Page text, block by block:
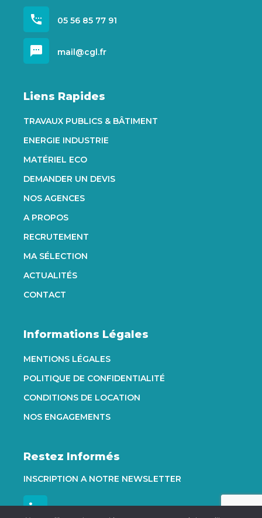
settings_phone 05 56 85 77 91
sms mail@cgl.fr
Liens Rapides
TRAVAUX PUBLICS & BÂTIMENT
ENERGIE INDUSTRIE
MATÉRIEL ECO
DEMANDER UN DEVIS
NOS AGENCES
A PROPOS
RECRUTEMENT
MA SÉLECTION
ACTUALITÉS
CONTACT
Informations Légales
MENTIONS LÉGALES
POLITIQUE DE CONFIDENTIALITÉ
CONDITIONS DE LOCATION
NOS ENGAGEMENTS
Restez Informés
INSCRIPTION A NOTRE NEWSLETTER